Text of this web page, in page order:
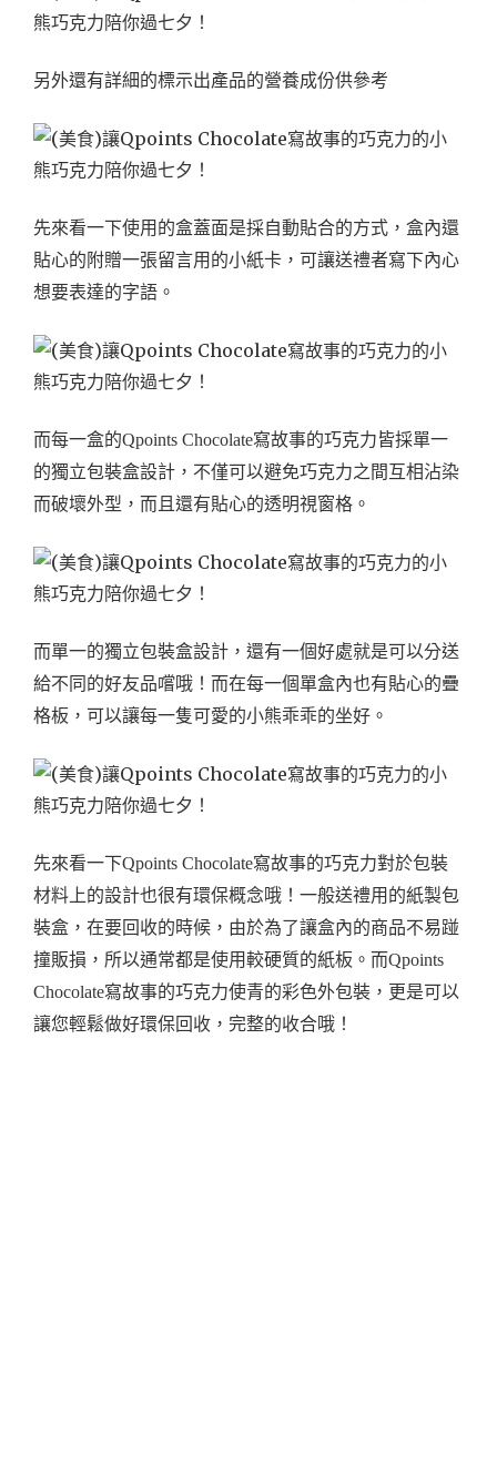
另外還有詳細的標示出產品的營養成份供參考
先來看一下使用的盒蓋面是採自動貼合的方式，盒內還
貼心的附贈一張留言用的小紙卡，可讓送禮者寫下內心
想要表達的字語。
而每一盒的Qpoints Chocolate寫故事的巧克力皆採單一
的獨立包裝盒設計，不僅可以避免巧克力之間互相沾染
而破壞外型，而且還有貼心的透明視窗格。
而單一的獨立包裝盒設計，還有一個好處就是可以分送
給不同的好友品嚐哦！而在每一個單盒內也有貼心的疊
格板，可以讓每一隻可愛的小熊乖乖的坐好。
先來看一下Qpoints Chocolate寫故事的巧克力對於包裝
材料上的設計也很有環保概念哦！一般送禮用的紙製包
裝盒，在要回收的時候，由於為了讓盒內的商品不易踫
撞販損，所以通常都是使用較硬質的紙板。而Qpoints
Chocolate寫故事的巧克力使青的彩色外包裝，更是可以
讓您輕鬆做好環保回收，完整的收合哦！